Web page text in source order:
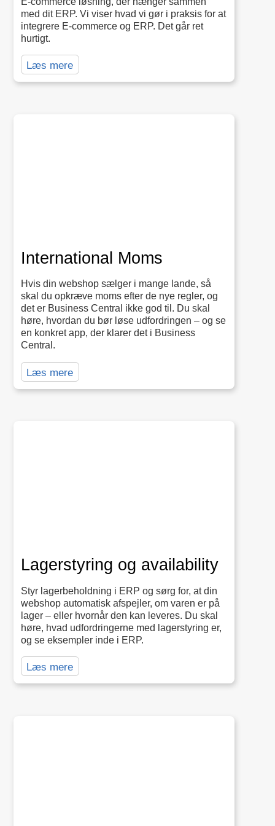
med dit ERP. Vi viser hvad vi gør i praksis for at
integrere E-commerce og ERP. Det går ret
hurtigt.
Læs mere
International Moms
Hvis din webshop sælger i mange lande, så
skal du opkræve moms efter de nye regler, og
det er Business Central ikke god til. Du skal
høre, hvordan du bør løse udfordringen – og se
en konkret app, der klarer det i Business
Central.
Læs mere
Lagerstyring og availability
Styr lagerbeholdning i ERP og sørg for, at din
webshop automatisk afspejler, om varen er på
lager – eller hvornår den kan leveres. Du skal
høre, hvad udfordringerne med lagerstyring er,
og se eksempler inde i ERP.
Læs mere